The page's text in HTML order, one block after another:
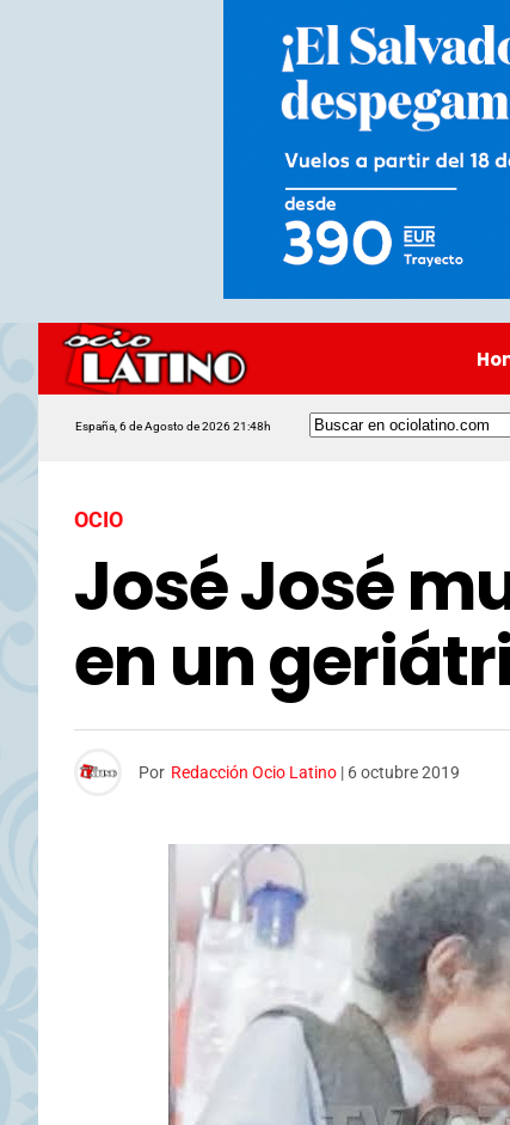
España, 6 de Agosto de 2026 21:48h
OCIO
José José
en un
Por Redacción Ocio Latino | 6 octubre 2019